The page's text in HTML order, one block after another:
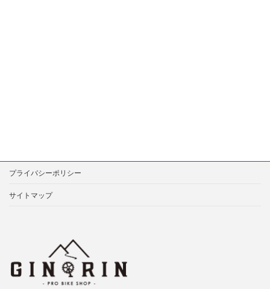
プライバシーポリシー
サイトマップ